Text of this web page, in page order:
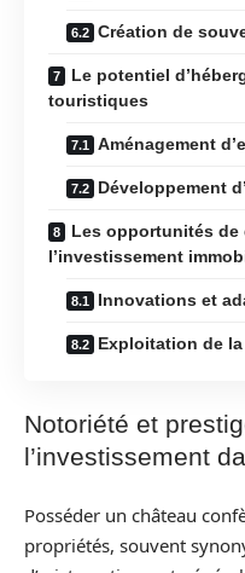
Création de
Le potentiel
touristiques
Aménagement
Développement
Les opportunités de
l’investissement
Innovations et
Exploitation de
Notoriété et
l’investissement
Posséder un château
propriétés, souvent